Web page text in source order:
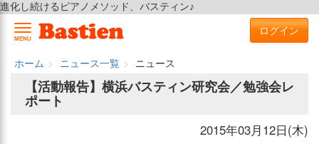
進化し続けるピアノメソッド、バスティン♪
MENU
ログイン
ホーム ニュース一覧
ニュース
【活動報告】横浜バスティン研究会／勉強会レ
ポート
2015年03月12日(木)